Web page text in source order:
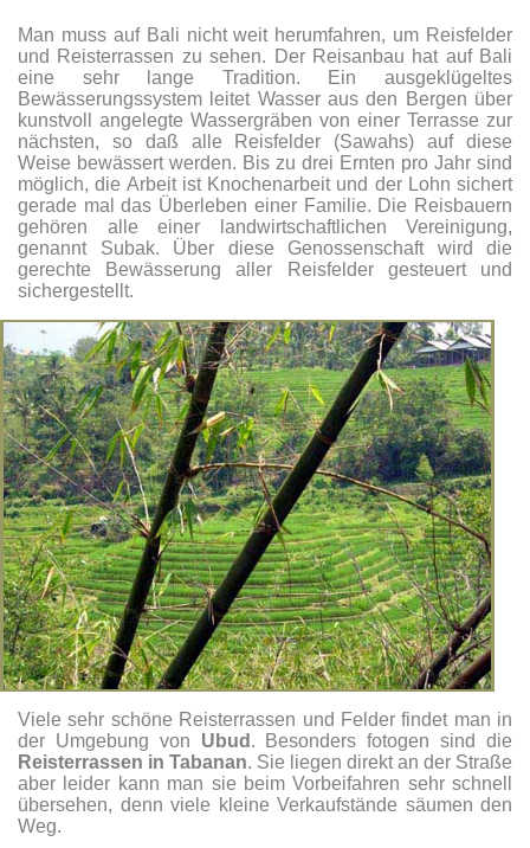
Man muss auf Bali nicht weit herumfahren, um Reisfelder
und Reisterrassen zu sehen. Der Reisanbau hat auf Bali
eine sehr lange Tradition. Ein ausgeklügeltes
Bewässerungssystem leitet Wasser aus den Bergen über
kunstvoll angelegte Wassergräben von einer Terrasse zur
nächsten, so daß alle Reisfelder (Sawahs) auf diese
Weise bewässert werden. Bis zu drei Ernten pro Jahr sind
möglich, die Arbeit ist Knochenarbeit und der Lohn sichert
gerade mal das Überleben einer Familie. Die Reisbauern
gehören alle einer landwirtschaftlichen Vereinigung,
genannt Subak. Über diese Genossenschaft wird die
gerechte Bewässerung aller Reisfelder gesteuert und
sichergestellt.
Viele sehr schöne Reisterrassen und Felder findet man in
der Umgebung von Ubud . Besonders fotogen sind die
Reisterrassen in Tabanan. Sie liegen direkt an der Straße
aber leider kann man sie beim Vorbeifahren sehr schnell
übersehen, denn viele kleine Verkaufstände säumen den
Weg.